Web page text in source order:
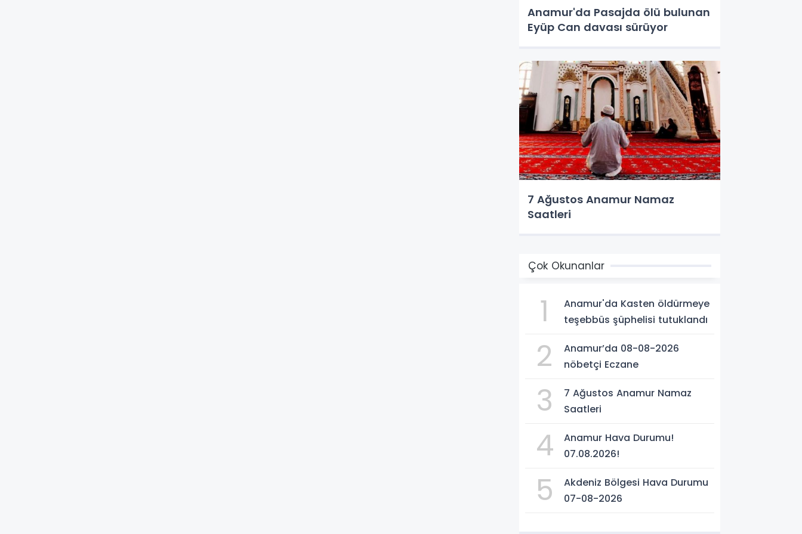
Anamur'da Pasajda ölü bulunan
Eyüp Can davası sürüyor
7 Ağustos Anamur Namaz
Saatleri
Çok Okunanlar
1
Anamur'da Kasten öldürmeye
teşebbüs şüphelisi tutuklandı
2
Anamur’da 08-08-2026
nöbetçi Eczane
3
7 Ağustos Anamur Namaz
Saatleri
4
Anamur Hava Durumu!
07.08.2026!
5
Akdeniz Bölgesi Hava Durumu
07-08-2026